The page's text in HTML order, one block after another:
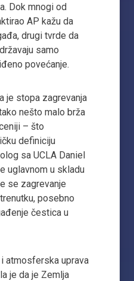
Dok mnogi od
AP kažu da
drugi tvrde da
samo
povećanje.
je stopa zagrevanja
nešto malo brža
– što
definiciju
sa UCLA Daniel
uglavnom u skladu
se zagrevanje
posebno
čestica u
atmosferska uprava
je da je Zemlja